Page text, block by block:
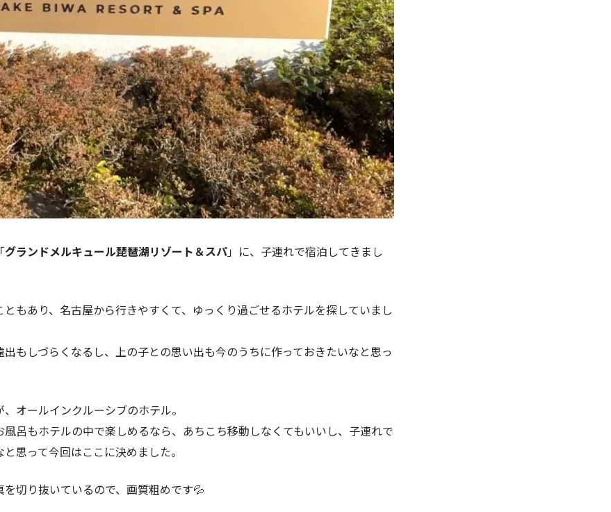
グランドメルキュール琵琶湖リゾート＆スパ」に、子連れで宿泊してきまし
もあり、名古屋から行きやすくて、ゆっくり過ごせるホテルを探していまし
もしづらくなるし、上の子との思い出も今のうちに作っておきたいなと思っ
オールインクルーシブのホテル。
風呂もホテルの中で楽しめるなら、あちこち移動しなくてもいいし、子連れで
思って今回はここに決めました。
切り抜いているので、画質粗めです💦